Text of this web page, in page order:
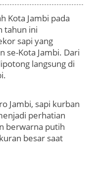
Kota Jambi pada
tahun ini
sapi yang
se-Kota Jambi. Dari
langsung di
Jambi, sapi kurban
perhatian
berwarna putih
besar saat